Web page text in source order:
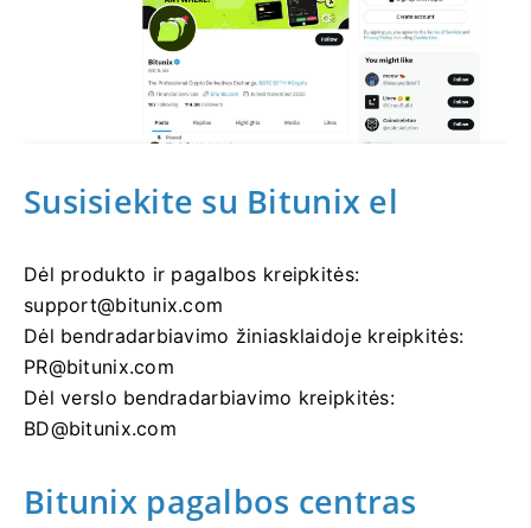
Susisiekite su Bitunix el
Dėl produkto ir pagalbos kreipkitės:
support@bitunix.com
Dėl bendradarbiavimo žiniasklaidoje kreipkitės:
PR@bitunix.com
Dėl verslo bendradarbiavimo kreipkitės:
BD@bitunix.com
Bitunix pagalbos centras